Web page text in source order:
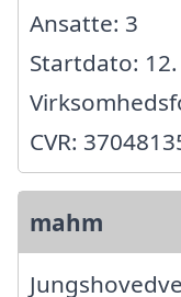
Ansatte: 3
Startdato:
CVR:
mahm